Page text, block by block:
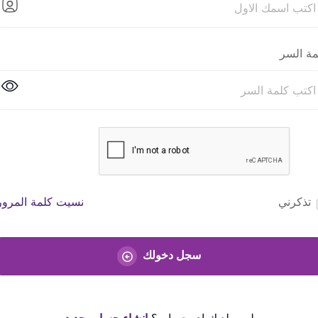
السر
تذكرني نسيت كلمة
سجل دخولك